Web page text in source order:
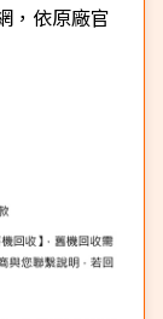
，依原廠官